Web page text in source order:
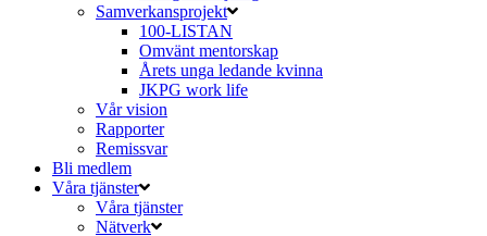
Samverkansprojekt
100-LISTAN
Omvänt mentorskap
Årets unga ledande kvinna
JKPG work life
Vår vision
Rapporter
Remissvar
Bli medlem
Våra tjänster
Våra tjänster
Nätverk